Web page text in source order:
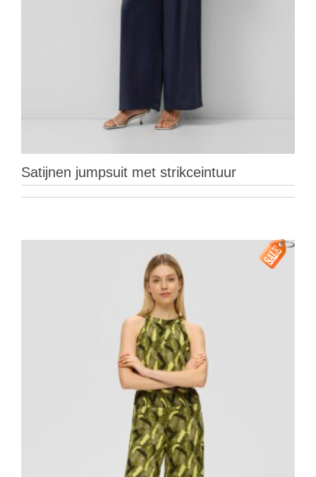
Satijnen jumpsuit met strikceintuur